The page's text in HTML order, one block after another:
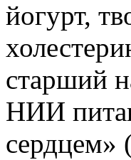
йогурт,
старший
НИИ
сердцем»